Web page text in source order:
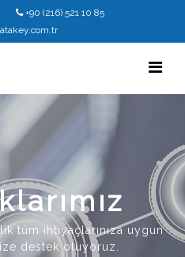
+90 (216) 521 10 85
tüm ihtiyaçlarınıza uygun
destek oluyoruz.